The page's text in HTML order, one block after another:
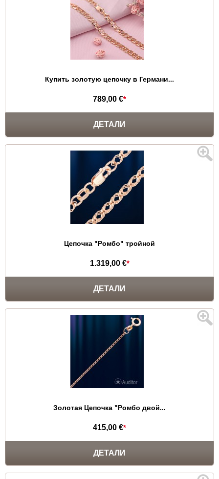
Купить золотую цепочку в Германи...
789,00 €*
ДЕТАЛИ
Цепочка "Ромбо" тройной
1.319,00 €*
ДЕТАЛИ
Золотая Цепочка "Ромбо двой...
415,00 €*
ДЕТАЛИ